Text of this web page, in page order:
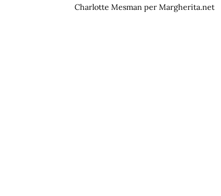
Charlotte Mesman per Margherita.net